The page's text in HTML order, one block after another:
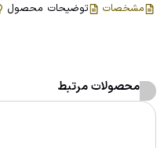
مشخصات توضیحات محصول
محصولات مرتبط